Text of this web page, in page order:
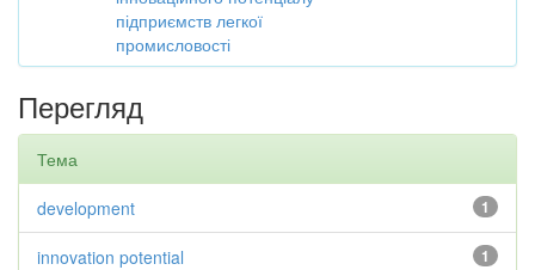
підприємств легкої
промисловості
Перегляд
Тема
1
development
1
innovation potential